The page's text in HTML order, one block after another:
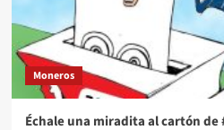
Moneros
Échale una miradita al cartón de